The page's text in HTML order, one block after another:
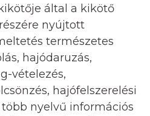
által a kikötő
nyújtott
természetes
hajódaruzás,
vételezés,
hajófelszerelési
nyelvű információs